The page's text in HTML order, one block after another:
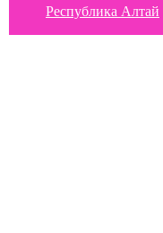
Республика Алтай